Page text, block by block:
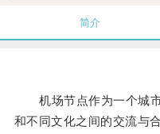
简介
机场节点作为一个城市
和不同文化之间的交流与合